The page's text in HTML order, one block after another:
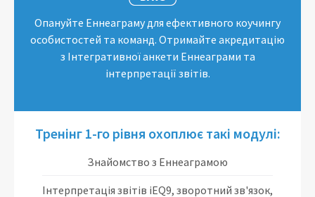
Опануйте Еннеаграму для ефективного коучингу
особистостей та команд. Отримайте акредитацію
з Інтегративної анкети Еннеаграми та
інтерпретації звітів.
Тренінг 1-го рівня охоплює такі модулі:
Знайомство з Еннеаграмою
Інтерпретація звітів iEQ9, зворотний зв'язок,